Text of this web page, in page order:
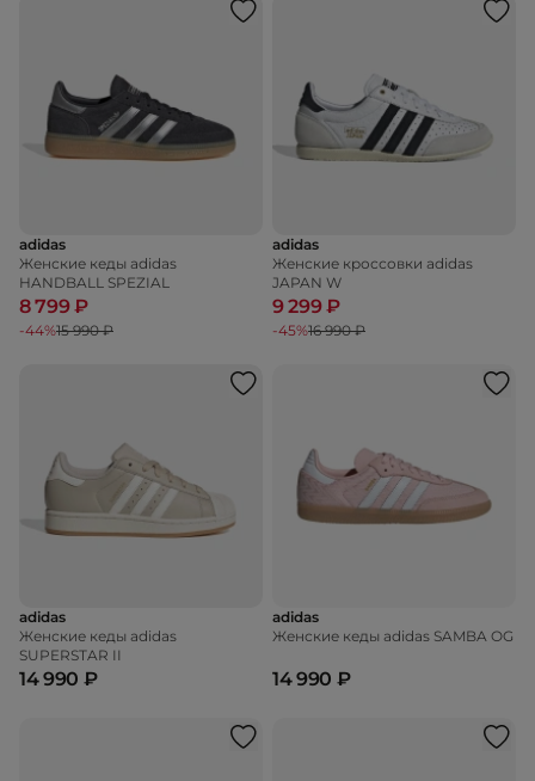
adidas
Женские кеды adidas
HANDBALL SPEZIAL
8 799 ₽
-44%15 990 ₽
adidas
Женские кроссовки adidas
JAPAN W
9 299 ₽
-45%16 990 ₽
adidas
Женские кеды adidas
SUPERSTAR II
14 990 ₽
adidas
Женские кеды adidas SAMBA OG
14 990 ₽